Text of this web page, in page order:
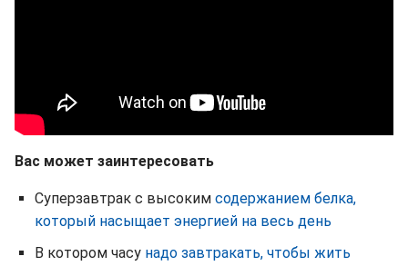
Вас может заинтересовать
Суперзавтрак с высоким содержанием белка,
который насыщает энергией на весь день
В котором часу надо завтракать, чтобы жить